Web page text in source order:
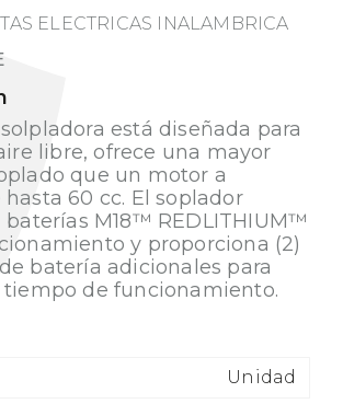
ELECTRICAS INALAMBRICA
está diseñada para
libre, ofrece una mayor
que un motor a
60 cc. El soplador
baterías M18™ REDLITHIUM™
y proporciona (2)
batería adicionales para
de funcionamiento.
Unidad